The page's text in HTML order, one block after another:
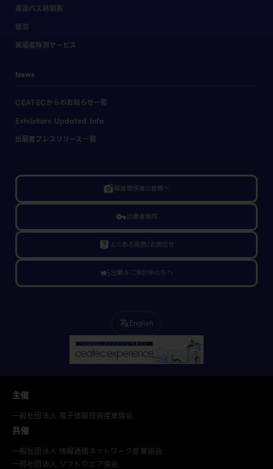
高速バス時刻表
宿泊
来場者特別サービス
News
CEATECからのお知らせ一覧
Exhibitors Updated Info
出展者プレスリリース一覧
linked_camera報道関係者の皆様へ
vpn_key出展者専用
live_help よくある質問/お問合せ
campaign出展をご検討中の方へ
translateEnglish
主催
一般社団法人 電子情報技術産業協会
共催
一般社団法人 情報通信ネットワーク産業協会
一般社団法人 ソフトウェア協会